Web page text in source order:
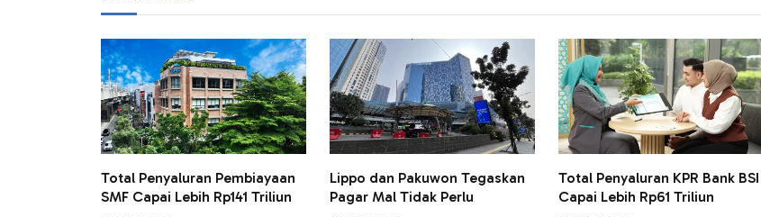
Total Penyaluran Pembiayaan
SMF Capai Lebih Rp141 Triliun
Lippo dan Pakuwon Tegaskan
Pagar Mal Tidak Perlu
Total Penyaluran KPR Bank BSI
Capai Lebih Rp61 Triliun